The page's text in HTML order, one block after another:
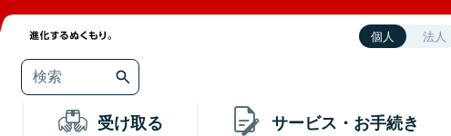
個人 法人
受け取る サービス・お手続き